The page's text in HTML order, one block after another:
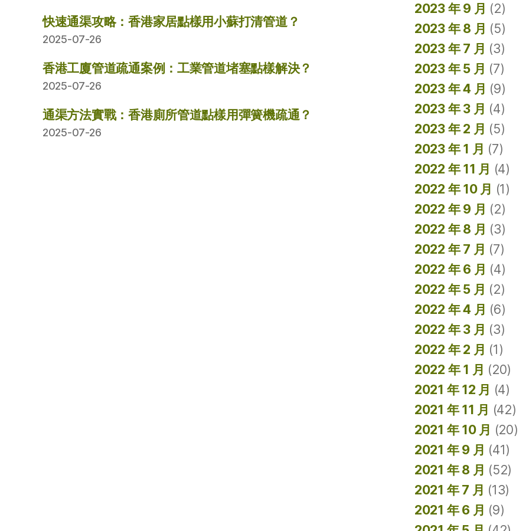
快速通渠攻略：香港家居點樣用小蘇打清管道？
2025-07-26
香港工廈管道疏通案例：工業管道堵塞點樣解決？
2025-07-26
通渠方法實戰：香港廁所管道點樣用彈簧機疏通？
2025-07-26
2023 年 9 月 (2)
2023 年 8 月 (5)
2023 年 7 月 (3)
2023 年 5 月 (7)
2023 年 4 月 (9)
2023 年 3 月 (4)
2023 年 2 月 (5)
2023 年 1 月 (7)
2022 年 11 月 (4)
2022 年 10 月 (1)
2022 年 9 月 (2)
2022 年 8 月 (3)
2022 年 7 月 (7)
2022 年 6 月 (4)
2022 年 5 月 (2)
2022 年 4 月 (6)
2022 年 3 月 (3)
2022 年 2 月 (1)
2022 年 1 月 (20)
2021 年 12 月 (4)
2021 年 11 月 (42)
2021 年 10 月 (20)
2021 年 9 月 (41)
2021 年 8 月 (52)
2021 年 7 月 (13)
2021 年 6 月 (9)